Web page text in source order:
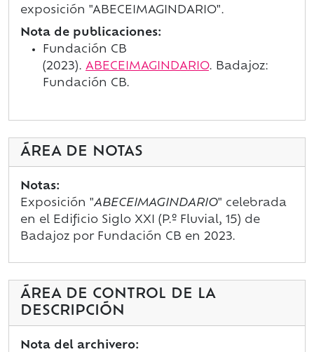
exposición "ABECEIMAGINDARIO".
Nota de publicaciones:
Fundación CB
(2023). ABECEIMAGINDARIO. Badajoz:
Fundación CB.
ÁREA DE NOTAS
Notas:
Exposición "ABECEIMAGINDARIO" celebrada
en el Edificio Siglo XXI (P.º Fluvial, 15) de
Badajoz por Fundación CB en 2023.
ÁREA DE CONTROL DE LA
DESCRIPCIÓN
Nota del archivero: